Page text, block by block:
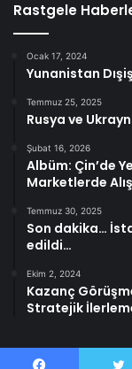
Rastgele
Ocak 17, 2024
Yunanistan
Temmuz 25, 2025
Rusya ve
Şubat 16, 2026
Albüm: Çin’de
Marketlerde
Temmuz 30, 2025
Son dakika…
edildi…
Ekim 2, 2024
Kazanç
Stratejik